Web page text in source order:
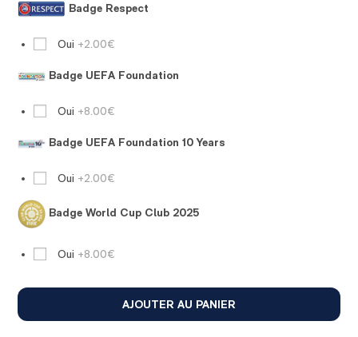
Badge Respect
Oui +2.00€
Badge UEFA Foundation
Oui +8.00€
Badge UEFA Foundation 10 Years
Oui +2.00€
Badge World Cup Club 2025
Oui +8.00€
AJOUTER AU PANIER